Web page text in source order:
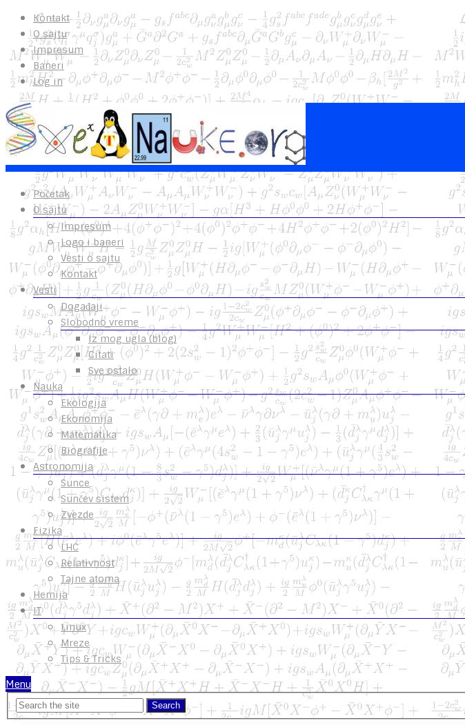
Kontakt
O sajtu
Impresum
Baneri
Log in
Početak
O sajtu
Impresum
Logo i baneri
Vesti o sajtu
Kontakt
Vesti
Događaji
Slobodno vreme
Iz mog ugla (blog)
Citati
Sve ostalo
Nauka
Ekologija
Ekonomija
Matematika
Biografije
Astronomija
Sunce
Sunčev sistem
Zvezde
Fizika
LHC
Relativnost
Tajne atoma
Hemija
IT
Linux
Mreze
Tips & Tricks
Menu